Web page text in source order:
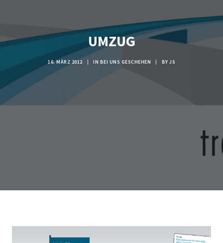
UMZUG
16. MÄRZ 2012 | IN BEI UNS GESCHEHEN | BY JS